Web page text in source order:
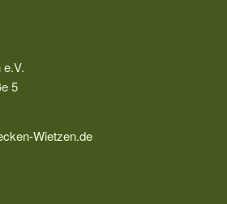
5
Wietzen.de